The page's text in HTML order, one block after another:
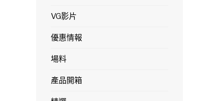
VG影片
優惠情報
場料
產品開箱